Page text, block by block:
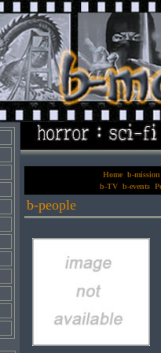
Home b-mission
b-TV b-events
b-people